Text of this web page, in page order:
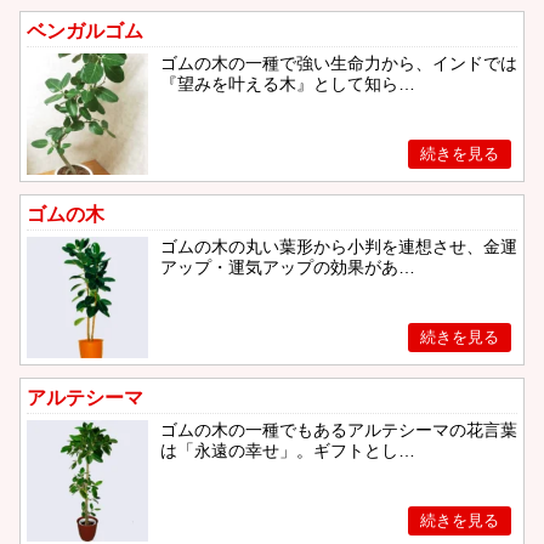
ベンガルゴム
ゴムの木の一種で強い生命力から、インドでは
『望みを叶える木』として知ら…
ゴムの木
ゴムの木の丸い葉形から小判を連想させ、金運
アップ・運気アップの効果があ…
アルテシーマ
ゴムの木の一種でもあるアルテシーマの花言葉
は「永遠の幸せ」。ギフトとし…